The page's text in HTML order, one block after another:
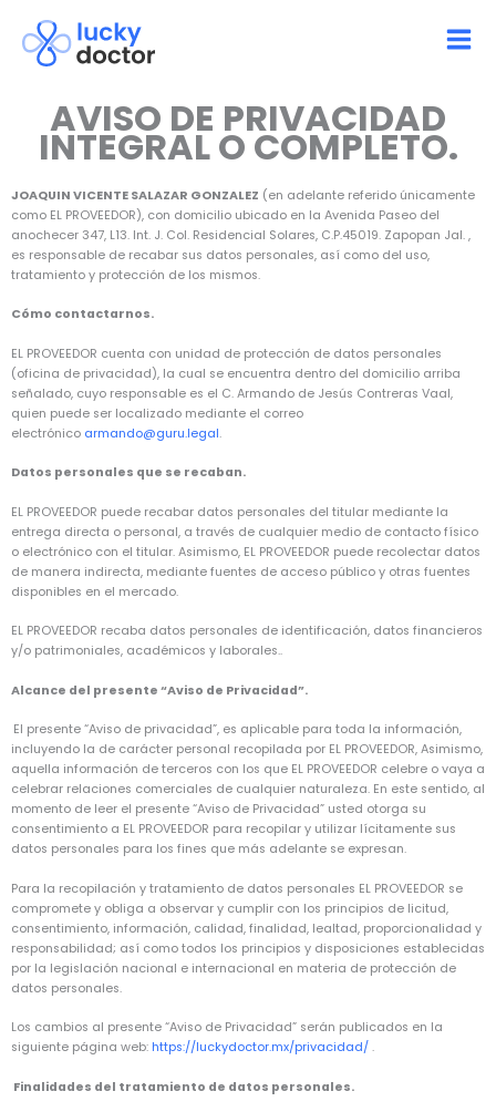
contenido
AVISO DE PRIVACIDAD
INTEGRAL O COMPLETO.
JOAQUIN VICENTE SALAZAR GONZALEZ (en adelante referido únicamente
como EL PROVEEDOR), con domicilio ubicado en la Avenida Paseo del
anochecer 347, L13. Int. J. Col. Residencial Solares, C.P.45019. Zapopan Jal. ,
es responsable de recabar sus datos personales, así como del uso,
tratamiento y protección de los mismos.
Cómo contactarnos.
EL PROVEEDOR cuenta con unidad de protección de datos personales
(oficina de privacidad), la cual se encuentra dentro del domicilio arriba
señalado, cuyo responsable es el C. Armando de Jesús Contreras Vaal,
quien puede ser localizado mediante el correo
electrónico armando@guru.legal.
Datos personales que se recaban.
EL PROVEEDOR puede recabar datos personales del titular mediante la
entrega directa o personal, a través de cualquier medio de contacto físico
o electrónico con el titular. Asimismo, EL PROVEEDOR puede recolectar datos
de manera indirecta, mediante fuentes de acceso público y otras fuentes
disponibles en el mercado.
EL PROVEEDOR recaba datos personales de identificación, datos financieros
y/o patrimoniales, académicos y laborales..
Alcance del presente “Aviso de Privacidad”.
El presente “Aviso de privacidad”, es aplicable para toda la información,
incluyendo la de carácter personal recopilada por EL PROVEEDOR, Asimismo,
aquella información de terceros con los que EL PROVEEDOR celebre o vaya a
celebrar relaciones comerciales de cualquier naturaleza. En este sentido, al
momento de leer el presente “Aviso de Privacidad” usted otorga su
consentimiento a EL PROVEEDOR para recopilar y utilizar lícitamente sus
datos personales para los fines que más adelante se expresan.
Para la recopilación y tratamiento de datos personales EL PROVEEDOR se
compromete y obliga a observar y cumplir con los principios de licitud,
consentimiento, información, calidad, finalidad, lealtad, proporcionalidad y
responsabilidad; así como todos los principios y disposiciones establecidas
por la legislación nacional e internacional en materia de protección de
datos personales.
Los cambios al presente “Aviso de Privacidad” serán publicados en la
siguiente página web: https://luckydoctor.mx/privacidad/ .
Finalidades del tratamiento de datos personales.